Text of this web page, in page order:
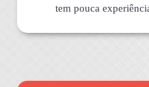
tem pouca